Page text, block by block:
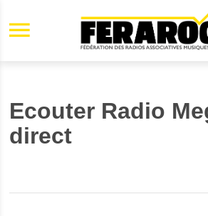
Aller au contenu
Ecouter Radio
direct